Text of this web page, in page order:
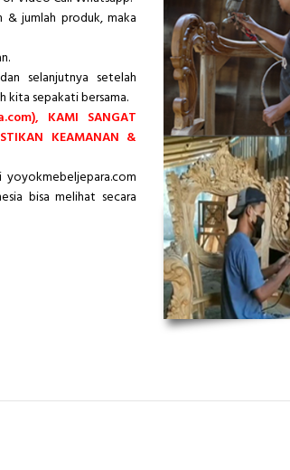
jumlah produk, maka
selanjutnya setelah
kita sepakati bersama.
KAMI SANGAT
KEAMANAN &
bisa melihat secara